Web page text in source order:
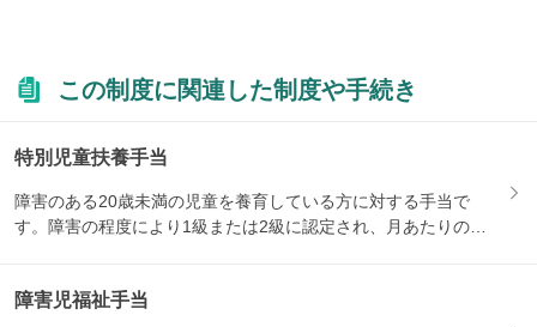
この制度に関連した制度や手続き
特別児童扶養手当
障害のある20歳未満の児童を養育している方に対する手当で
す。障害の程度により1級または2級に認定され、月あたりの支
障害児福祉手当